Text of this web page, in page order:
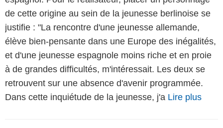
de cette origine au sein de la jeunesse berlinoise se
justifie : "La rencontre d'une jeunesse allemande,
élève bien-pensante dans une Europe des inégalités,
et d'une jeunesse espagnole moins riche et en proie
à de grandes difficultés, m'intéressait. Les deux se
retrouvent sur une absence d'avenir programmée.
Dans cette inquiétude de la jeunesse, j'a Lire plus